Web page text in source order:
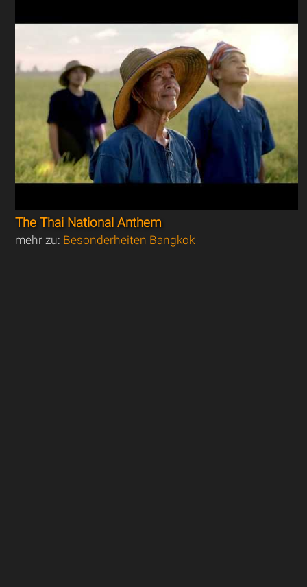
The Thai National Anthem
mehr zu: Besonderheiten Bangkok